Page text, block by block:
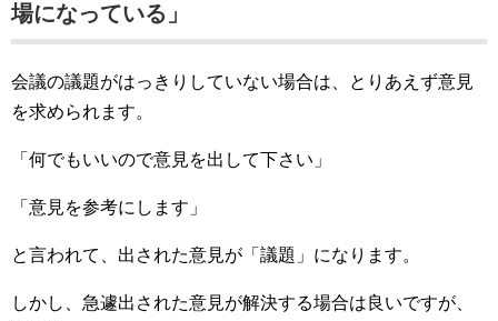
場になっている」
会議の議題がはっきりしていない場合は、とりあえず意見
を求められます。
「何でもいいので意見を出して下さい」
「意見を参考にします」
と言われて、出された意見が「議題」になります。
しかし、急遽出された意見が解決する場合は良いですが、